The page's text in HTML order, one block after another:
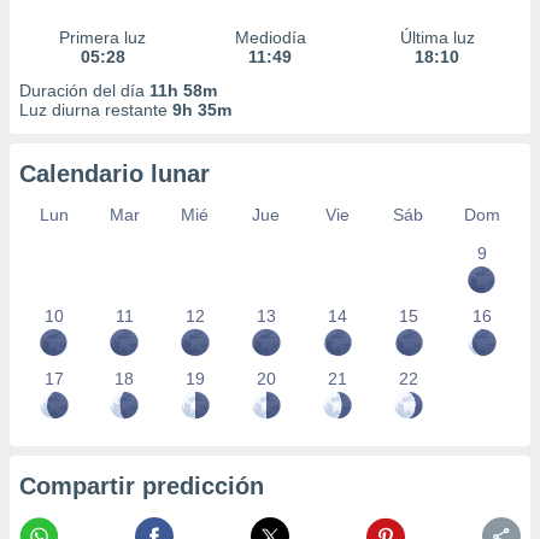
Primera luz
05:28
Mediodía
11:49
Última luz
18:10
Duración del día 11h 58m
Luz diurna restante 9h 35m
Calendario lunar
Lun Mar Mié Jue Vie Sáb
Dom
9
10 11 12 13 14 15 16
17 18 19 20 21 22
Compartir predicción